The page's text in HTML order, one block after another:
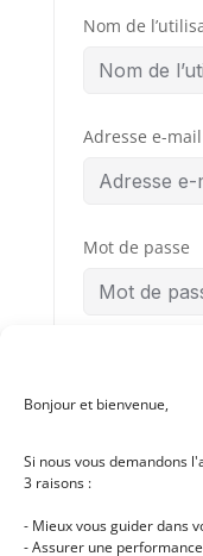
Bonjour et bienvenue,
Si nous vous demandons
3 raisons :
- Mieux vous guider dans
- Assurer une
Nom de
Adresse e-mail
Mot de passe
Confirmation